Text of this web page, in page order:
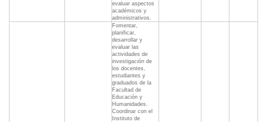
evaluar aspectos
académicos y
administrativos.
Fomentar,
planificar,
desarrollar y
evaluar las
actividades de
investigación de
los docentes,
estudiantes y
graduados de la
Facultad de
Educación y
Humanidades.
Coordinar con el
Instituto de